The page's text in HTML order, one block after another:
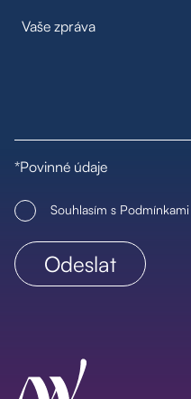
*Povinné údaje
Souhlasím s